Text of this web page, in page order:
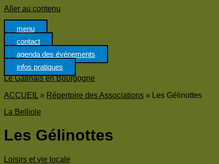
Panneau de gestion des cookies
Aller au contenu
menu
contact
agenda des événements
infos pratiques
Le Gâtinais en Bourgogne
ACCUEIL » Répertoire des Associations » Les Gélinottes
La Belliole
Les Gélinottes
Loisirs et vie locale